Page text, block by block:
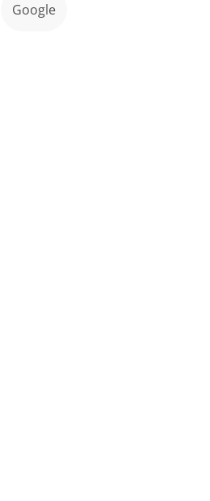
Google